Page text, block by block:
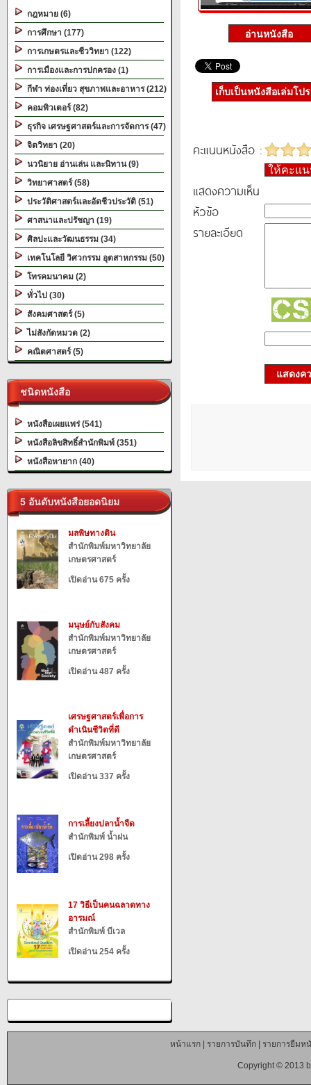
กฎหมาย (6)
การศึกษา (177)
การเกษตรและชีววิทยา (122)
การเมืองและการปกครอง (1)
กีฬา ท่องเที่ยว สุขภาพและอาหาร (212)
คอมพิวเตอร์ (82)
ธุรกิจ เศรษฐศาสตร์และการจัดการ (47)
จิตวิทยา (20)
นวนิยาย อ่านเล่น และนิทาน (9)
วิทยาศาสตร์ (58)
ประวัติศาสตร์และอัตชีวประวัติ (51)
ศาสนาและปรัชญา (19)
ศิลปะและวัฒนธรรม (34)
เทคโนโลยี วิศวกรรม อุตสาหกรรม (50)
โทรคมนาคม (2)
ทั่วไป (30)
สังคมศาสตร์ (5)
ไม่สังกัดหมวด (2)
คณิตศาสตร์ (5)
ชนิดหนังสือ
หนังสือเผยแพร่ (541)
หนังสือลิขสิทธิ์สำนักพิมพ์ (351)
หนังสือหายาก (40)
5 อันดับหนังสือยอดนิยม
มลพิษทางดิน
สำนักพิมพ์มหาวิทยาลัย
เกษตรศาสตร์
เปิดอ่าน 675 ครั้ง
มนุษย์กับสังคม
สำนักพิมพ์มหาวิทยาลัย
เกษตรศาสตร์
เปิดอ่าน 487 ครั้ง
เศรษฐศาสตร์เพื่อการ
ดำเนินชีวิตที่ดี
สำนักพิมพ์มหาวิทยาลัย
เกษตรศาสตร์
เปิดอ่าน 337 ครั้ง
การเลี้ยงปลาน้ำจืด
สำนักพิมพ์ น้ำฝน
เปิดอ่าน 298 ครั้ง
17 วิธีเป็นคนฉลาดทาง
อารมณ์
สำนักพิมพ์ บีเวล
เปิดอ่าน 254 ครั้ง
เก็บเป็นหนังสือเล่มโป
คะแนนหนังสือ :
ให้คะแ
แสดงความเห็น
หัวข้อ
รายละเอียด
แสดงค
หน้าแรก| รายการบันทึก| รายการยืมห
Copyright © 2013